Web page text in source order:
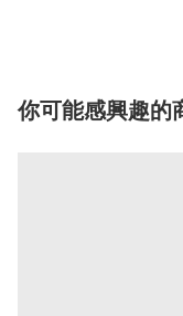
你可能感興趣的